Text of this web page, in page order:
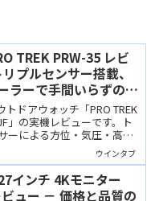
TREK PRW-35 レビ
プルセンサー搭載、
ラーで手間いらずの軽
アウォッチ
トドアウォッチ「PRO TREK
」の実機レビューです。ト
ーによる方位・気圧・高度
、電波時計とソーラー充電
。軽量で装着感も良く、キ
アウトドア用途だけでなく
便利な製品です。
ウインタブ
インチ 4Kモニター
ュー － 価格と品質の